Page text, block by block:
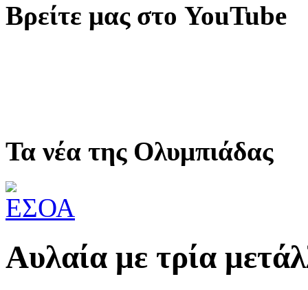
Βρείτε μας στο YouTube
Τα νέα της Ολυμπιάδας
Αυλαία με τρία